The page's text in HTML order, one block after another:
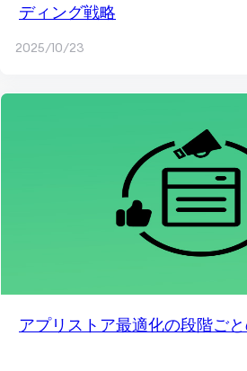
ディング戦略
2025/10/23
アプリストア最適化の段階ご